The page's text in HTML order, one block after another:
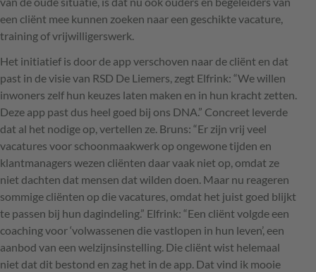
een cliënt mee kunnen zoeken naar een geschikte vacature,
training of vrijwilligerswerk.
Het initiatief is door de app verschoven naar de cliënt en dat
past in de visie van RSD De Liemers, zegt Elfrink: “We willen
inwoners zelf hun keuzes laten maken en in hun kracht zetten.
Deze app past dus heel goed bij ons DNA.” Concreet leverde
dat al het nodige op, vertellen ze. Bruns: “Er zijn vrij veel
vacatures voor schoonmaakwerk op ongewone tijden en
klantmanagers wezen cliënten daar vaak niet op, omdat ze
niet dachten dat mensen dat wilden doen. Maar nu reageren
sommige cliënten op die vacatures, omdat het juist goed blijkt
te passen bij hun dagindeling.” Elfrink: “Een cliënt volgde een
coaching voor ‘volwassenen die vastlopen in hun leven’, een
aanbod van een welzijnsinstelling. Die cliënt wist helemaal
niet dat dit bestond en zag het in de app. Dat vind ik mooie